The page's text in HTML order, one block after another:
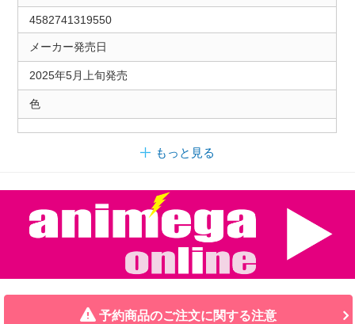
4582741319550
メーカー発売日
2025年5月上旬発売
色
もっと見る
予約商品のご注文に関する注意